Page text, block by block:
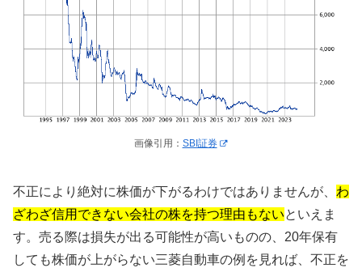
画像引用： SBI証券
不正により絶対に株価が下がるわけではありませんが、 わ
ざわざ信用できない会社の株を持つ理由もないといえま
す。売る際は損失が出る可能性が高いものの、20年保有
しても株価が上がらない三菱自動車の例を見れば、不正を